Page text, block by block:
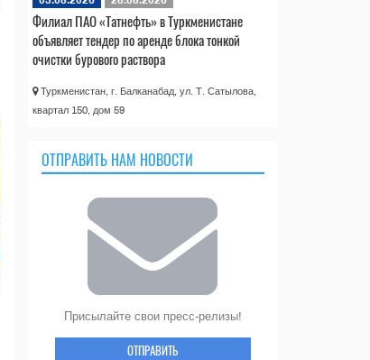
Филиал ПАО «Татнефть» в Туркменистане
объявляет тендер по аренде блока тонкой
очистки бурового раствора
Туркменистан, г. Балканабад, ул. Т. Сатылова,
квартал 150, дом 59
ОТПРАВИТЬ НАМ НОВОСТИ
Присылайте свои пресс-релизы!
ОТПРАВИТЬ